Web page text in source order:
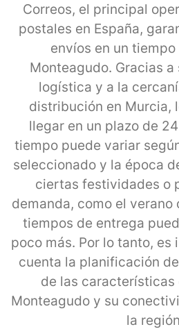
Correos, el principal
postales en España,
envíos en un
Monteagudo. Gracias a
logística y a la
distribución en Murcia,
llegar en un plazo de
tiempo puede variar
seleccionado y la época
ciertas festividades o
demanda, como el verano
tiempos de entrega
poco más. Por lo tanto, es
cuenta la planificación
de las
Monteagudo y su
la